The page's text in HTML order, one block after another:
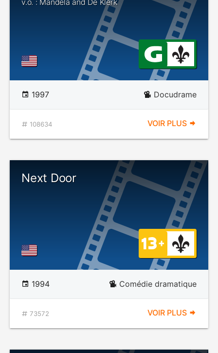
v.o. : Mandela and De Klerk
1997 Docudrame
108634 VOIR PLUS
Next Door
1994 Comédie dramatique
73572 VOIR PLUS